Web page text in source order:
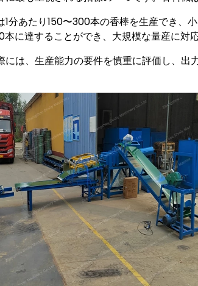
1分あたり150〜300本の香棒を生産でき、
に達することができ、大規模な量産に対応
には、生産能力の要件を慎重に評価し、出